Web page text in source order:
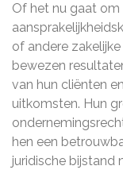
Of het nu gaat
of andere
bewezen
van hun cliënten
uitkomsten. Hun
hen een
juridische bijstand